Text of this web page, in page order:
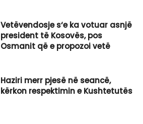
Vetëvendosje s‘e ka votuar asnjë
president të Kosovës, pos
Osmanit që e propozoi vetë
Haziri merr pjesë në seancë,
kërkon respektimin e Kushtetutës